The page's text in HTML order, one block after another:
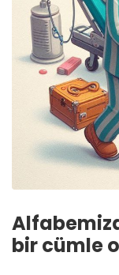
bir cümle